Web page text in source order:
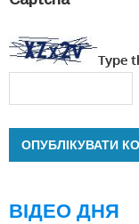
Type
ВІДЕО ДНЯ